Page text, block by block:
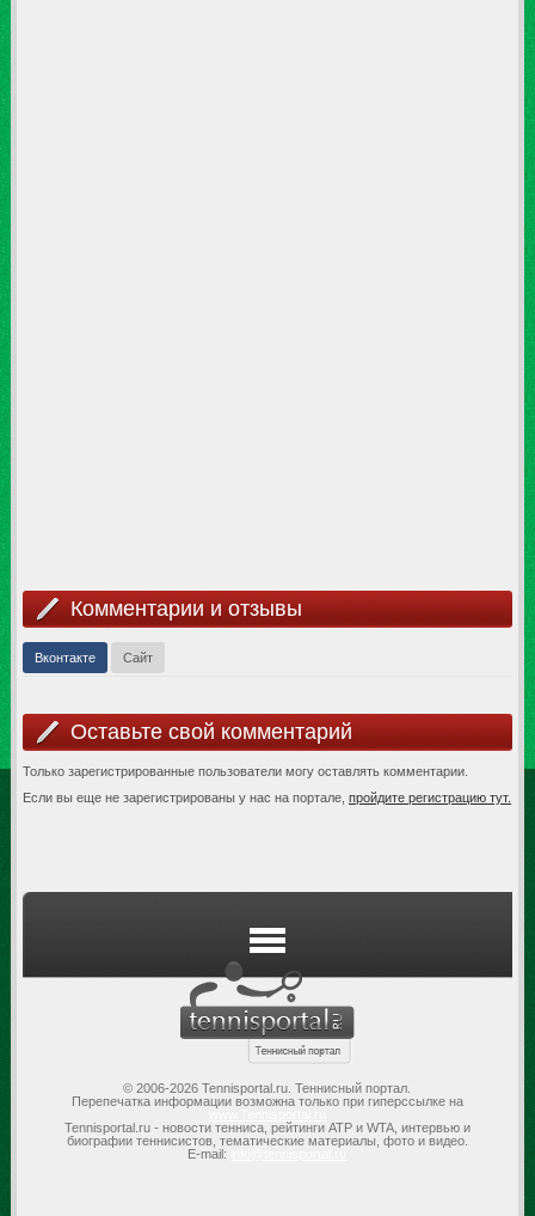
Комментарии и отзывы
Вконтакте Сайт
Оставьте свой комментарий
Только зарегистрированные пользователи могу оставлять комментарии.
Если вы еще не зарегистрированы у нас на портале, пройдите регистрацию тут.
© 2006-2026 Tennisportal.ru. Теннисный портал.
Перепечатка информации возможна только при гиперссылке на
Tennisportal.ru - новости тенниса, рейтинги ATP и WTA, интервью и
биографии теннисистов, тематические материалы, фото и видео.
E-mail: